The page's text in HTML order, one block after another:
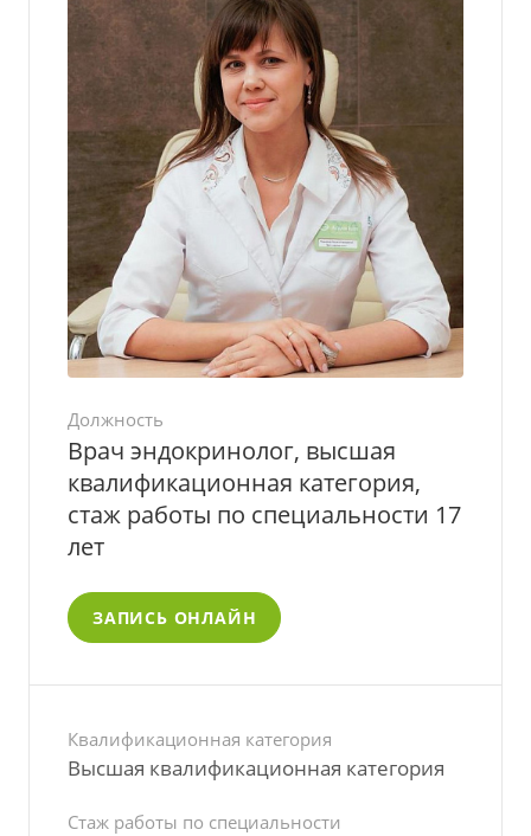
Должность
Врач эндокринолог, высшая
квалификационная категория,
стаж работы по специальности 17
лет
ЗАПИСЬ ОНЛАЙН
Квалификационная категория
Высшая квалификационная категория
Стаж работы по специальности